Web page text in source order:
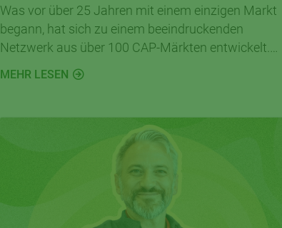
Was vor über 25 Jahren mit einem einzigen Markt
begann, hat sich zu einem beeindruckenden
Netzwerk aus über 100 CAP-Märkten entwickelt.
Heute ist CAP in vielen Städten und Gemeinden eine
feste Größe – für Nahversorgung und als
MEHR LESEN